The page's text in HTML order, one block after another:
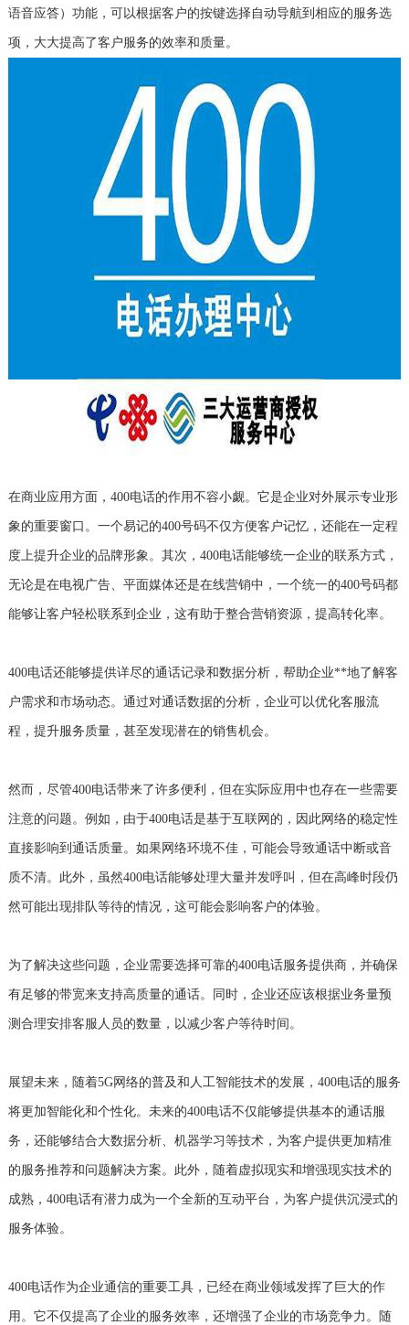
语音应答）功能，可以根据客户的按键选择自动导航到相应的服务选
项，大大提高了客户服务的效率和质量。
在商业应用方面，400电话的作用不容小觑。它是企业对外展示专业形
象的重要窗口。一个易记的400号码不仅方便客户记忆，还能在一定程
度上提升企业的品牌形象。其次，400电话能够统一企业的联系方式，
无论是在电视广告、平面媒体还是在线营销中，一个统一的400号码都
能够让客户轻松联系到企业，这有助于整合营销资源，提高转化率。
400电话还能够提供详尽的通话记录和数据分析，帮助企业**地了解客
户需求和市场动态。通过对通话数据的分析，企业可以优化客服流
程，提升服务质量，甚至发现潜在的销售机会。
然而，尽管400电话带来了许多便利，但在实际应用中也存在一些需要
注意的问题。例如，由于400电话是基于互联网的，因此网络的稳定性
直接影响到通话质量。如果网络环境不佳，可能会导致通话中断或音
质不清。此外，虽然400电话能够处理大量并发呼叫，但在高峰时段仍
然可能出现排队等待的情况，这可能会影响客户的体验。
为了解决这些问题，企业需要选择可靠的400电话服务提供商，并确保
有足够的带宽来支持高质量的通话。同时，企业还应该根据业务量预
测合理安排客服人员的数量，以减少客户等待时间。
展望未来，随着5G网络的普及和人工智能技术的发展，400电话的服务
将更加智能化和个性化。未来的400电话不仅能够提供基本的通话服
务，还能够结合大数据分析、机器学习等技术，为客户提供更加精准
的服务推荐和问题解决方案。此外，随着虚拟现实和增强现实技术的
成熟，400电话有潜力成为一个全新的互动平台，为客户提供沉浸式的
服务体验。
400电话作为企业通信的重要工具，已经在商业领域发挥了巨大的作
用。它不仅提高了企业的服务效率，还增强了企业的市场竞争力。随